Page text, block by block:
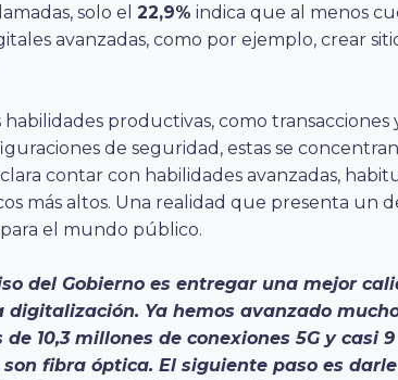
solo el 22,9% indica que al menos
avanzadas, como por ejemplo, crear
habilidades productivas, como
de seguridad, estas se
contar con habilidades avanzadas,
más altos. Una realidad que presenta un
el mundo público.
del Gobierno es entregar una mejor
digitalización. Ya hemos avanzado
10,3 millones de conexiones 5G y casi
fibra óptica. El siguiente paso es